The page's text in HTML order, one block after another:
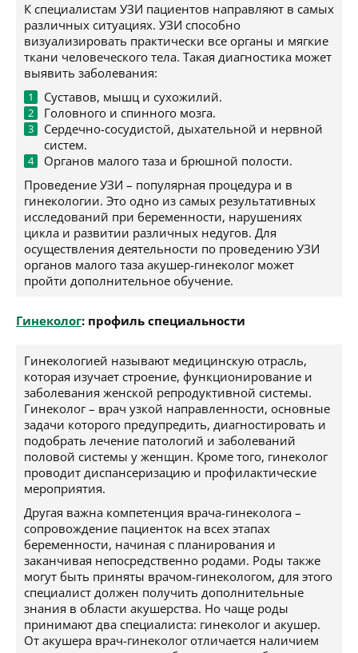
К специалистам УЗИ пациентов направляют в самых
различных ситуациях. УЗИ способно
визуализировать практически все органы и мягкие
ткани человеческого тела. Такая диагностика может
выявить заболевания:
Суставов, мышц и сухожилий.
Головного и спинного мозга.
Сердечно-сосудистой, дыхательной и нервной
систем.
Органов малого таза и брюшной полости.
Проведение УЗИ – популярная процедура и в
гинекологии. Это одно из самых результативных
исследований при беременности, нарушениях
цикла и развитии различных недугов. Для
осуществления деятельности по проведению УЗИ
органов малого таза акушер-гинеколог может
пройти дополнительное обучение.
Гинеколог: профиль специальности
Гинекологией называют медицинскую отрасль,
которая изучает строение, функционирование и
заболевания женской репродуктивной системы.
Гинеколог – врач узкой направленности, основные
задачи которого предупредить, диагностировать и
подобрать лечение патологий и заболеваний
половой системы у женщин. Кроме того, гинеколог
проводит диспансеризацию и профилактические
мероприятия.
Другая важна компетенция врача-гинеколога –
сопровождение пациенток на всех этапах
беременности, начиная с планирования и
заканчивая непосредственно родами. Роды также
могут быть приняты врачом-гинекологом, для этого
специалист должен получить дополнительные
знания в области акушерства. Но чаще роды
принимают два специалиста: гинеколог и акушер.
От акушера врач-гинеколог отличается наличием